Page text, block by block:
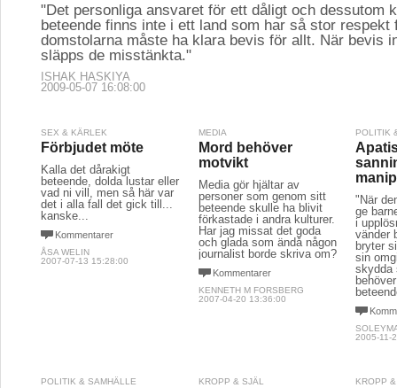
"Det personliga ansvaret för ett dåligt och dessutom
beteende finns inte i ett land som har så stor respekt
domstolarna måste ha klara bevis för allt. När bevis
släpps de misstänkta."
ISHAK HASKIYA
2009-05-07 16:08:00
SEX & KÄRLEK
Förbjudet möte
Kalla det dårakigt
beteende, dolda lustar eller
vad ni vill, men så här var
det i alla fall det gick till...
kanske...
Kommentarer
ÅSA WELIN
2007-07-13 15:28:00
MEDIA
Mord behöver
motvikt
Media gör hjältar av
personer som genom sitt
beteende skulle ha blivit
förkastade i andra kulturer.
Har jag missat det goda
och glada som ändå någon
journalist borde skriva om?
Kommentarer
KENNETH M FORSBERG
2007-04-20 13:36:00
POLITIK
"När
ge
i
vänder
bryter
sin
skydda
2005-11-
POLITIK & SAMHÄLLE KROPP & SJÄL KROPP